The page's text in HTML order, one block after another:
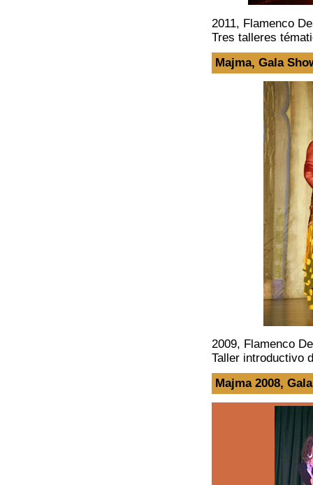
2011, Flamenco
Tres talleres
Majma, Gala
2009, Flamenco
Taller introductivo
Majma 2008,